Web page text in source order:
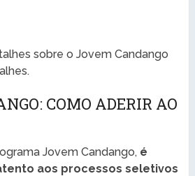
sobre o Jovem Candango
COMO ADERIR AO
Jovem Candango, é
aos processos seletivos